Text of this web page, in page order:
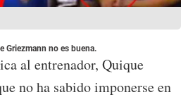
Griezmann no es buena.
al entrenador, Quique
no ha sabido imponerse en